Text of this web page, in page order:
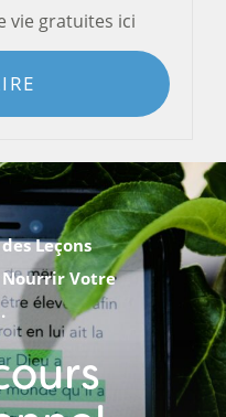
vie gratuites ici
Leçons
Nourrir Votre